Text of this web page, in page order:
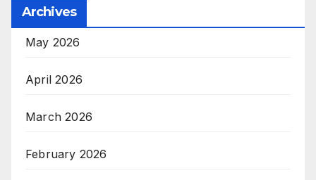
Archives
May 2026
April 2026
March 2026
February 2026